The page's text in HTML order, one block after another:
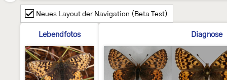
Neues Layout der Navigation (Beta Test)
Lebendfotos Diagnose